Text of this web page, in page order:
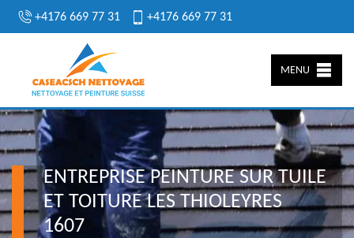
+4176 669 77 31 +4176 669 77 31
MENU
ENTREPRISE PEINTURE SUR TUILE
ET TOITURE LES THIOLEYRES
1607